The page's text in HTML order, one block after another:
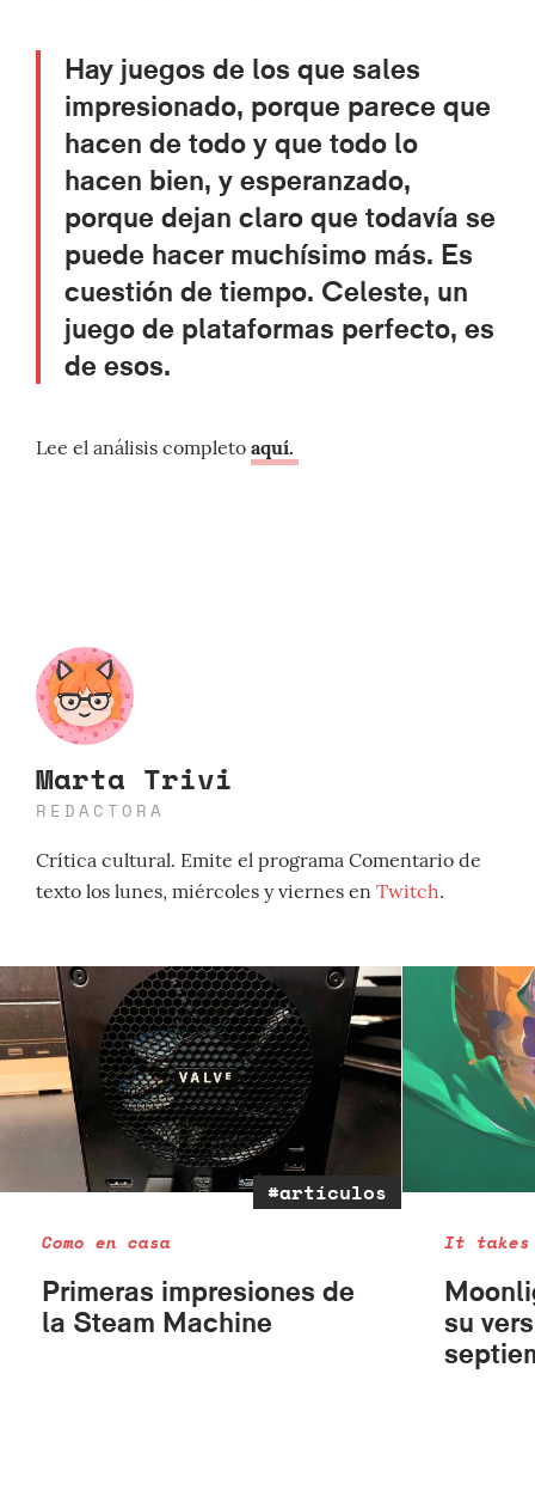
Hay juegos de los que sales
impresionado, porque parece que
hacen de todo y que todo lo
hacen bien, y esperanzado,
porque dejan claro que todavía se
puede hacer muchísimo más. Es
cuestión de tiempo. Celeste, un
juego de plataformas perfecto, es
de esos.
Lee el análisis completo aquí.
Marta Trivi
REDACTORA
Crítica cultural. Emite el programa Comentario de
texto los lunes, miércoles y viernes en Twitch.
#artículos
Como en casa
Primeras impresiones de
la Steam Machine
It takes
su